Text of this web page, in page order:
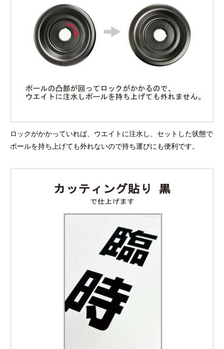
ロックがかかっていれば、ウエイトに注水し、セットした状態で
ポールを持ち上げても外れないので持ち運びにも便利です。